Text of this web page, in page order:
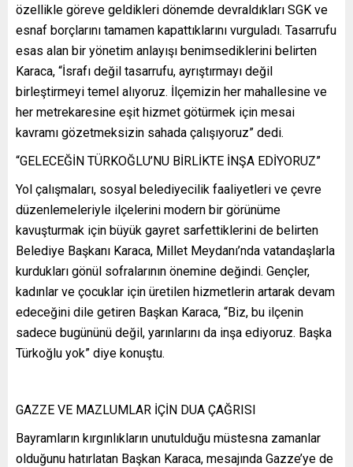
özellikle göreve geldikleri dönemde devraldıkları SGK ve
esnaf borçlarını tamamen kapattıklarını vurguladı. Tasarrufu
esas alan bir yönetim anlayışı benimsediklerini belirten
Karaca, “İsrafı değil tasarrufu, ayrıştırmayı değil
birleştirmeyi temel alıyoruz. İlçemizin her mahallesine ve
her metrekaresine eşit hizmet götürmek için mesai
kavramı gözetmeksizin sahada çalışıyoruz” dedi.
“GELECEĞİN TÜRKOĞLU’NU BİRLİKTE İNŞA EDİYORUZ”
Yol çalışmaları, sosyal belediyecilik faaliyetleri ve çevre
düzenlemeleriyle ilçelerini modern bir görünüme
kavuşturmak için büyük gayret sarfettiklerini de belirten
Belediye Başkanı Karaca, Millet Meydanı’nda vatandaşlarla
kurdukları gönül sofralarının önemine değindi. Gençler,
kadınlar ve çocuklar için üretilen hizmetlerin artarak devam
edeceğini dile getiren Başkan Karaca, “Biz, bu ilçenin
sadece bugününü değil, yarınlarını da inşa ediyoruz. Başka
Türkoğlu yok” diye konuştu.
GAZZE VE MAZLUMLAR İÇİN DUA ÇAĞRISI
Bayramların kırgınlıkların unutulduğu müstesna zamanlar
olduğunu hatırlatan Başkan Karaca, mesajında Gazze’ye de